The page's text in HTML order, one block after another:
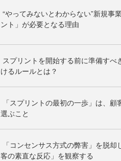
“やってみないとわからない”新規事
ント」が必要となる理由
スプリントを開始する前に準備す
けるルールとは？
「スプリントの最初の一歩」は、
選ぶこと
「コンセンサス方式の弊害」を脱
客の素直な反応」を観察する